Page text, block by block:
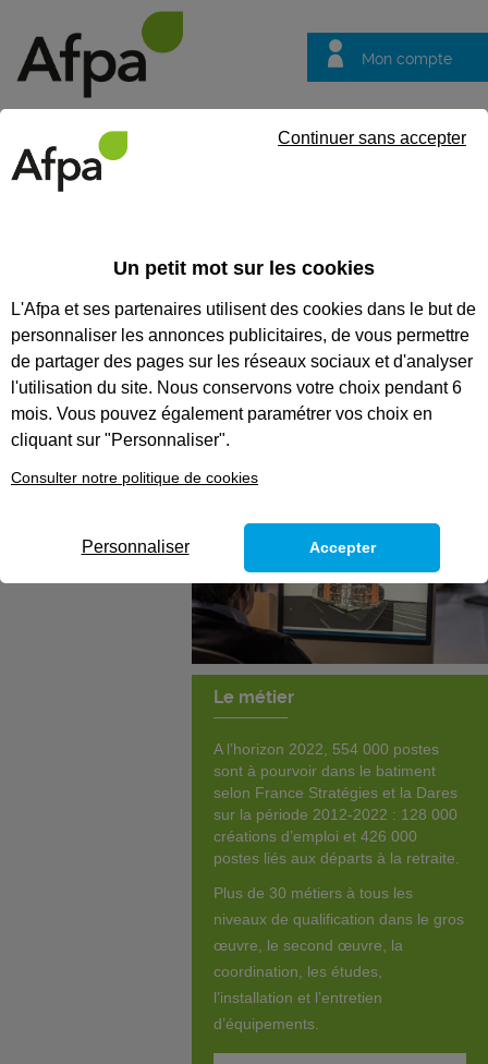
Mon compte
questions
Technicien,
technicienne
d'études bâtiment
en dessin de projet
Le métier
A l’horizon 2022, 554 000 postes
sont à pourvoir dans le batiment
selon France Stratégies et la Dares
sur la période 2012-2022 : 128 000
créations d’emploi et 426 000
postes liés aux départs à la retraite.
Plus de 30 métiers à tous les
niveaux de qualification dans le gros
œuvre, le second œuvre, la
coordination, les études,
l’installation et l’entretien
d’équipements.
Un petit mot sur les cookies
L'Afpa et ses partenaires utilisent des cookies dans le but de
personnaliser les annonces publicitaires, de vous permettre
de partager des pages sur les réseaux sociaux et d'analyser
l'utilisation du site. Nous conservons votre choix pendant 6
mois. Vous pouvez également paramétrer vos choix en
cliquant sur "Personnaliser".
Consulter notre politique de cookies
Continuer sans accepter
Personnaliser Accepter